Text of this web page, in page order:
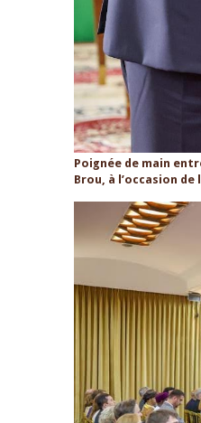
Poignée de main
Brou, à l’occasion